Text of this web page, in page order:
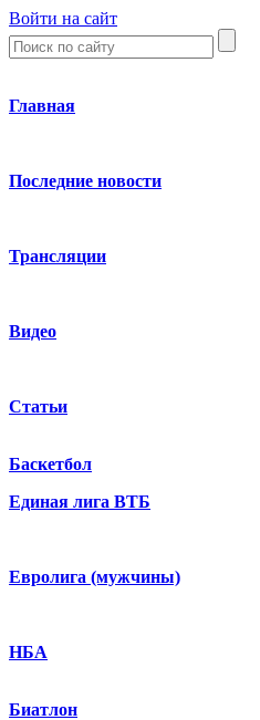
Войти на сайт
Главная
Последние новости
Трансляции
Видео
Статьи
Баскетбол
Единая лига ВТБ
Евролига (мужчины)
НБА
Биатлон